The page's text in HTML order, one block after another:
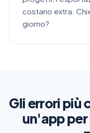
costano extra.
giorno?
Gli errori più
un'app